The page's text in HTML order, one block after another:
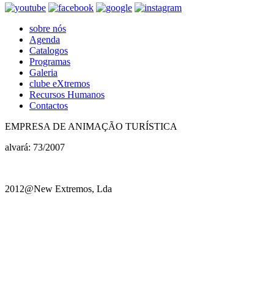
sobre nós
Agenda
Catalogos
Programas
Galeria
clube eXtremos
Recursos Humanos
Contactos
EMPRESA DE ANIMAÇÃO TURÍSTICA
alvará: 73/2007
2012@New Extremos, Lda